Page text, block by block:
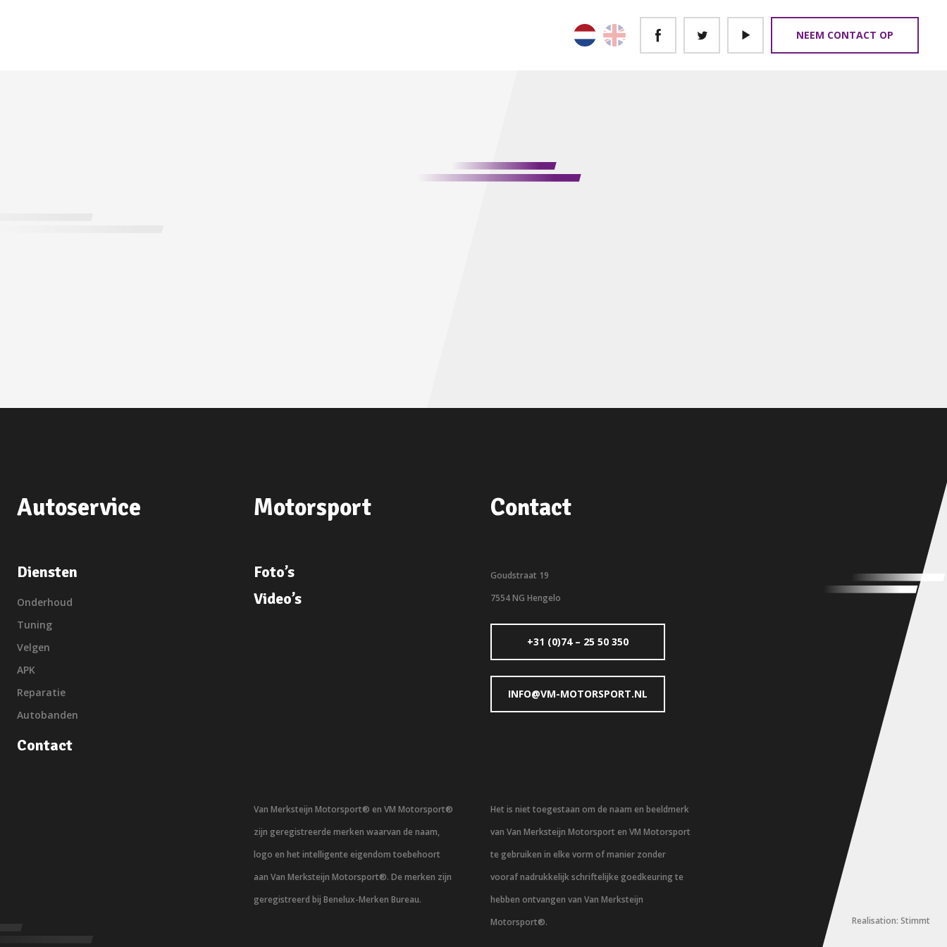
NEEM CONTACT OP
Autoservice
Diensten
Onderhoud
Tuning
Velgen
APK
Reparatie
Autobanden
Contact
Motorsport
Foto’s
Video’s
Contact
Goudstraat 19
7554 NG Hengelo
+31 (0)74 – 25 50 350
INFO@VM-MOTORSPORT.NL
Van Merksteijn Motorsport® en VM Motorsport®
zijn geregistreerde merken waarvan de naam,
logo en het intelligente eigendom toebehoort
aan Van Merksteijn Motorsport®. De merken zijn
geregistreerd bij Benelux-Merken Bureau.
Het is niet toegestaan om de naam en beeldmerk
van Van Merksteijn Motorsport en VM Motorsport
te gebruiken in elke vorm of manier zonder
vooraf nadrukkelijk schriftelijke goedkeuring te
hebben ontvangen van Van Merksteijn
Motorsport®.
Realisation: Stimmt